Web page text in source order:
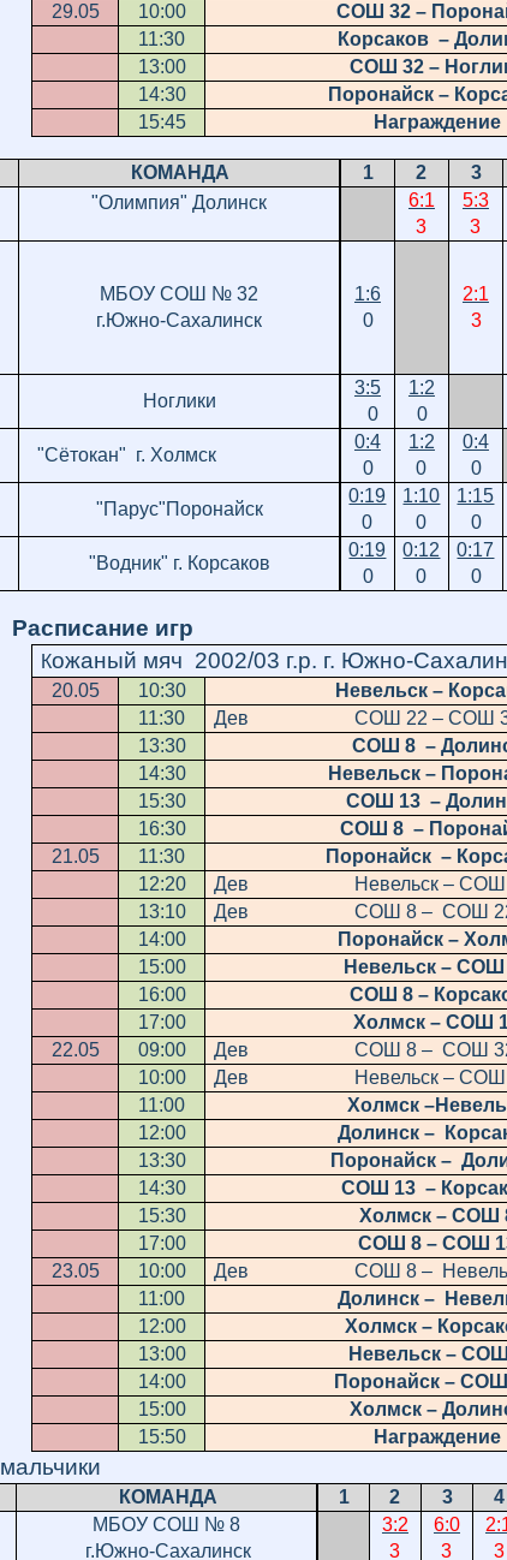
29.05
10:00 СОШ 32 –
11:30
Корсаков –
13:00
СОШ 32 –
14:30
Поронайск –
15:45
Награждение
КОМАНДА 1 2 3
"Олимпия" Долинск
6:1
3
5:3
3
МБОУ СОШ № 32
г.Южно-Сахалинск
1:6
0
2:1
3
Ноглики
3:5
0
1:2
0
"Сётокан" г. Холмск
0:4
0
1:2
0
0:4
0
"Парус"Поронайск
0:19
0
1:10
0
1:15
0
"Водник" г. Корсаков
0:19
0
0:12
0
0:17
0
Расписание игр
Кожаный мяч 2002/03 г.р. г. Южно-
20.05 10:30 Невельск –
11:30
Дев СОШ 22 – СОШ
13:30
СОШ 8 –
14:30
Невельск –
15:30
СОШ 13 –
16:30
СОШ 8 –
21.05
11:30 Поронайск –
12:20
Дев Невельск – СОШ
13:10
Дев СОШ 8 – СОШ
14:00
Поронайск –
15:00
Невельск – СОШ
16:00
СОШ 8 –
17:00
Холмск – СОШ
22.05
09:00 Дев СОШ 8 – СОШ
10:00
Дев Невельск – СОШ
11:00
Холмск
12:00
Долинск –
13:30
Поронайск –
14:30
СОШ 13 –
15:30
Холмск – СОШ
17:00
СОШ 8 – СОШ
23.05
10:00 Дев СОШ 8 –
11:00
Долинск –
12:00
Холмск –
13:00
Невельск –
14:00
Поронайск –
15:00
Холмск –
15:50
Награждение
мальчики
КОМАНДА 1 2 3 4
МБОУ СОШ № 8
г.Южно-Сахалинск
3:2
3
6:0
3
3